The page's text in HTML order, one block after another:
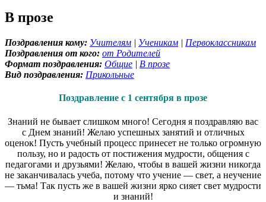
В прозе
Поздравления кому: Учителям | Ученикам | Первоклассникам
Поздравления от кого: от Родителей
Формат поздравления: Общие | В прозе
Вид поздравления: Прикольные
Поздравление с 1 сентября в прозе
Знаний не бывает слишком много! Сегодня я поздравляю вас
с Днем знаний! Желаю успешных занятий и отличных
оценок! Пусть учебный процесс принесет не только огромную
пользу, но и радость от постижения мудрости, общения с
педагогами и друзьями! Желаю, чтобы в вашей жизни никогда
не заканчивалась учеба, потому что учение — свет, а неучение
— тьма! Так пусть же в вашей жизни ярко сияет свет мудрости
и знаний!